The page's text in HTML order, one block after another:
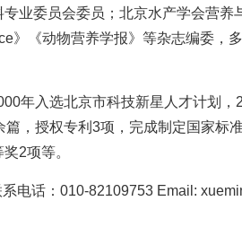
专业委员会委员；北京水产学会营
》《动物营养学报》等杂志编委，
年入选北京市科技新星人才计划
篇，授权专利3项，完成制定国家标
2项等。
系电话：010-82109753 Email: